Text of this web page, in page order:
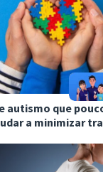
autismo que
a minimizar